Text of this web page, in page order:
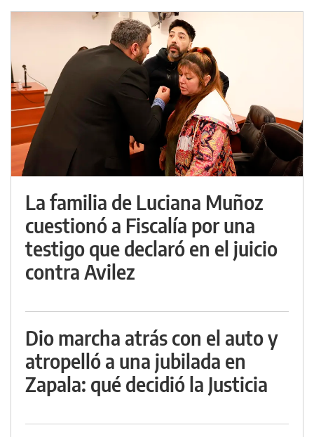
La familia de Luciana Muñoz
cuestionó a Fiscalía por una
testigo que declaró en el juicio
contra Avilez
Dio marcha atrás con el auto y
atropelló a una jubilada en
Zapala: qué decidió la Justicia